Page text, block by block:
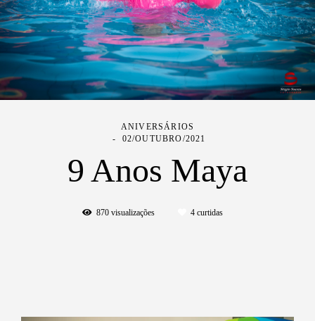
ANIVERSÁRIOS
02/OUTUBRO/2021
9 Anos Maya
870visualizações 4curtidas